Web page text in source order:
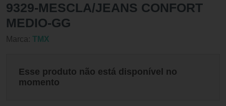
9329-MESCLA/JEANS CONFORT
MEDIO-GG
Marca: TMX
Esse produto não está disponível no
momento